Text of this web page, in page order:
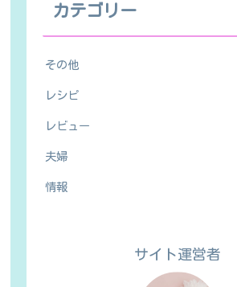
カテゴリー
その他
レシピ
レビュー
夫婦
情報
サイト運営者